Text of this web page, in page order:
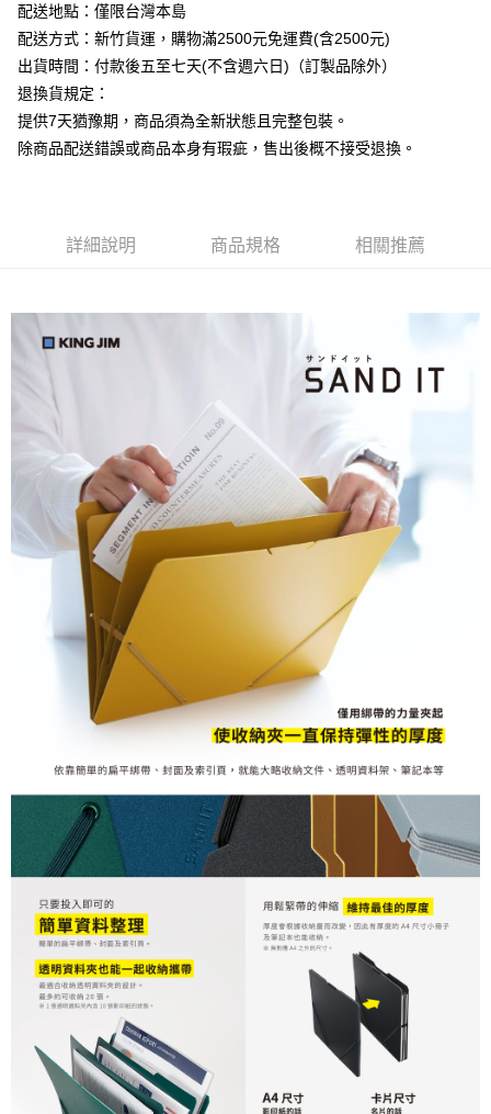
配送地點：僅限台灣本島
配送方式：新竹貨運，購物滿2500元免運費(含2500元)
出貨時間：付款後五至七天(不含週六日)（訂製品除外）
退換貨規定：
提供7天猶豫期，商品須為全新狀態且完整包裝。
除商品配送錯誤或商品本身有瑕疵，售出後概不接受退換。
詳細說明 商品規格 相關推薦